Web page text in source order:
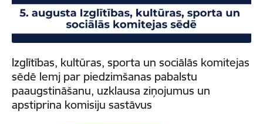
Izglītības, kultūras, sporta un sociālās komitejas
sēdē lemj par piedzimšanas pabalstu
paaugstināšanu, uzklausa ziņojumus un
apstiprina komisiju sastāvus